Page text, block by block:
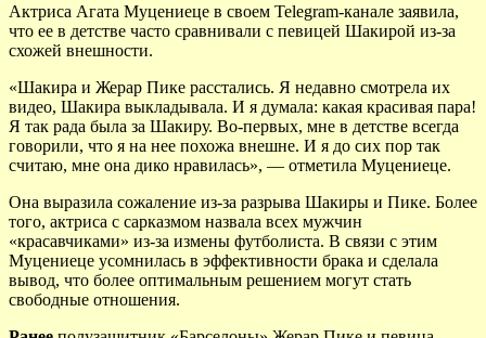
Актриса Агата Муцениеце в своем Telegram-канале заявила,
что ее в детстве часто сравнивали с певицей Шакирой из-за
схожей внешности.
«Шакира и Жерар Пике расстались. Я недавно смотрела их
видео, Шакира выкладывала. И я думала: какая красивая пара!
Я так рада была за Шакиру. Во-первых, мне в детстве всегда
говорили, что я на нее похожа внешне. И я до сих пор так
считаю, мне она дико нравилась», — отметила Муцениеце.
Она выразила сожаление из-за разрыва Шакиры и Пике. Более
того, актриса с сарказмом назвала всех мужчин
«красавчиками» из-за измены футболиста. В связи с этим
Муцениеце усомнилась в эффективности брака и сделала
вывод, что более оптимальным решением могут стать
свободные отношения.